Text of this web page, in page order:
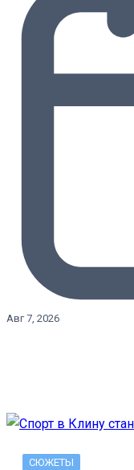
Авг 7, 2026
СЮЖЕТЫ